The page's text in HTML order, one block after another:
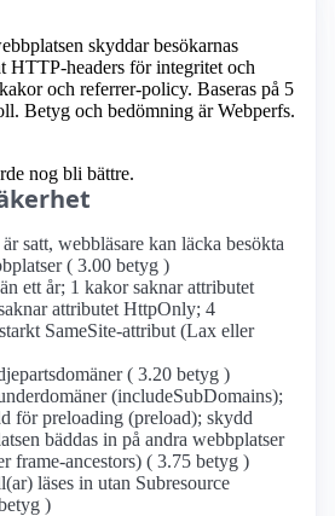
skyddar besökarnas
HTTP-headers för integritet och
och referrer-policy. Baseras på 5
Betyg och bedömning är Webperfs.
nog bli bättre.
satt, webbläsare kan läcka besökta
( 3.00 betyg )
ett år; 1 kakor saknar attributet
attributet HttpOnly; 4
SameSite-attribut (Lax eller
( 3.20 betyg )
(includeSubDomains);
för preloading (preload); skydd
bäddas in på andra webbplatser
frame-ancestors) ( 3.75 betyg )
läses in utan Subresource
)